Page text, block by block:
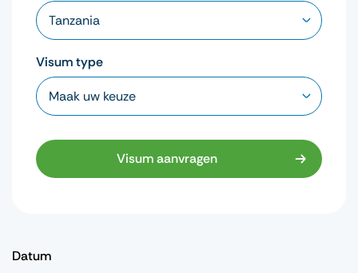
Visum type
Visum aanvragen
Datum